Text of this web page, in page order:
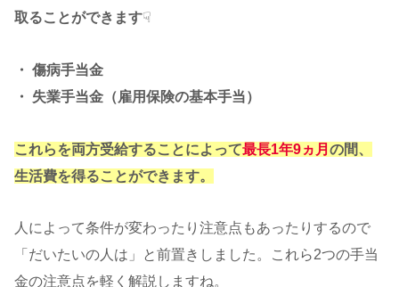
取ることができます☟
・ 傷病手当金
・ 失業手当金（雇用保険の基本手当）
これらを両方受給することによって最長1年9ヵ月 の間、
生活費を得ることができます。
人によって条件が変わったり注意点もあったりするので
「だいたいの人は」と前置きしました。これら2つの手当
金の注意点を軽く解説しますね。